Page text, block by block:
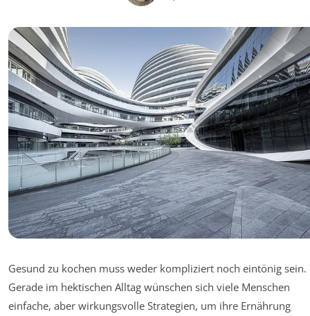
Gesund zu kochen muss weder kompliziert noch eintönig sein.
Gerade im hektischen Alltag wünschen sich viele Menschen
einfache, aber wirkungsvolle Strategien, um ihre Ernährung